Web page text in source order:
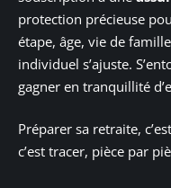
protection précieuse
étape, âge, vie de
individuel s’ajuste.
gagner en tranquillité
Préparer sa retraite,
c’est tracer, pièce par